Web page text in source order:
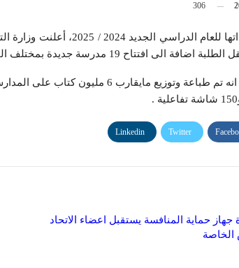
افتتاح 19 مدرسة جديدة بمختلف المناطق التعليمية.
واوضحت الوزارة انه تم طباعة
Twitter
Linkedin
جهاز حماية المنافسة يستقبل اعضاء الاتحاد
الخاصة